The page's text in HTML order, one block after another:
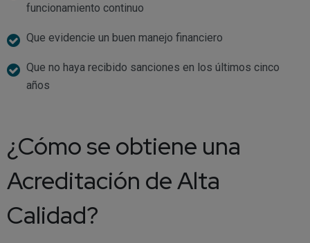
funcionamiento continuo
Que evidencie un buen manejo financiero
Que no haya recibido sanciones en los últimos cinco
años
¿Cómo se obtiene una
Acreditación de Alta
Calidad?